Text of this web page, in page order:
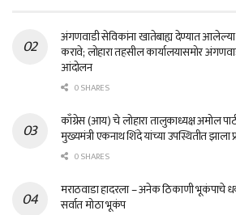
अंगणवाडी सेविकांना खातेबाह्य देण्यात
करावे; लोहारा तहसील कार्यालयासमोर
आंदोलन
0 SHARES
काँग्रेस (आय) चे लोहारा तालुकाध्यक्ष अमोल
मुख्यमंत्री एकनाथ शिंदे यांच्या उपस्थितीत झाला
0 SHARES
मराठवाडा हादरला – अनेक ठिकाणी भूकंपाचे
सर्वात मोठा भूकंप